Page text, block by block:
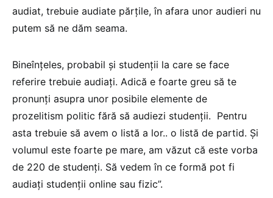
audiat, trebuie audiate părțile, în afara unor audieri nu
putem să ne dăm seama.
Bineînțeles, probabil și studenții la care se face
referire trebuie audiați. Adică e foarte greu să te
pronunți asupra unor posibile elemente de
prozelitism politic fără să audiezi studenții. Pentru
asta trebuie să avem o listă a lor.. o listă de partid. Și
volumul este foarte pe mare, am văzut că este vorba
de 220 de studenți. Să vedem în ce formă pot fi
audiați studenții online sau fizic”.